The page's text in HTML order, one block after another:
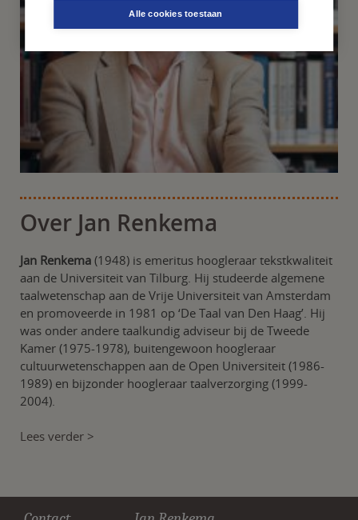
Alle cookies toestaan
Over Jan Renkema
Jan Renkema (1948) is emeritus hoogleraar tekstkwaliteit
aan de Universiteit van Tilburg. Hij studeerde algemene
taalwetenschap aan de Vrije Universiteit van Amsterdam
en promoveerde in 1981 op ‘De Taal van Den Haag’. Hij
was onder andere taalkundig adviseur bij de Tweede
Kamer (1975-1978), buitengewoon hoogleraar
cultuurwetenschappen aan de Open Universiteit (1986-
1989) en bijzonder hoogleraar taalverzorging (1999-
2004).
Lees verder >